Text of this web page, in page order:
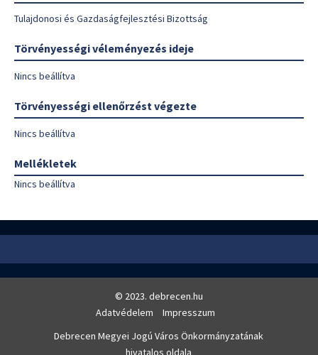
Tulajdonosi és Gazdaságfejlesztési Bizottság
Törvényességi véleményezés ideje
Nincs beállítva
Törvényességi ellenőrzést végezte
Nincs beállítva
Mellékletek
Nincs beállítva
© 2023. debrecen.hu
Adatvédelem
Impresszum
Debrecen Megyei Jogú Város Önkormányzatának
hivatalos oldala